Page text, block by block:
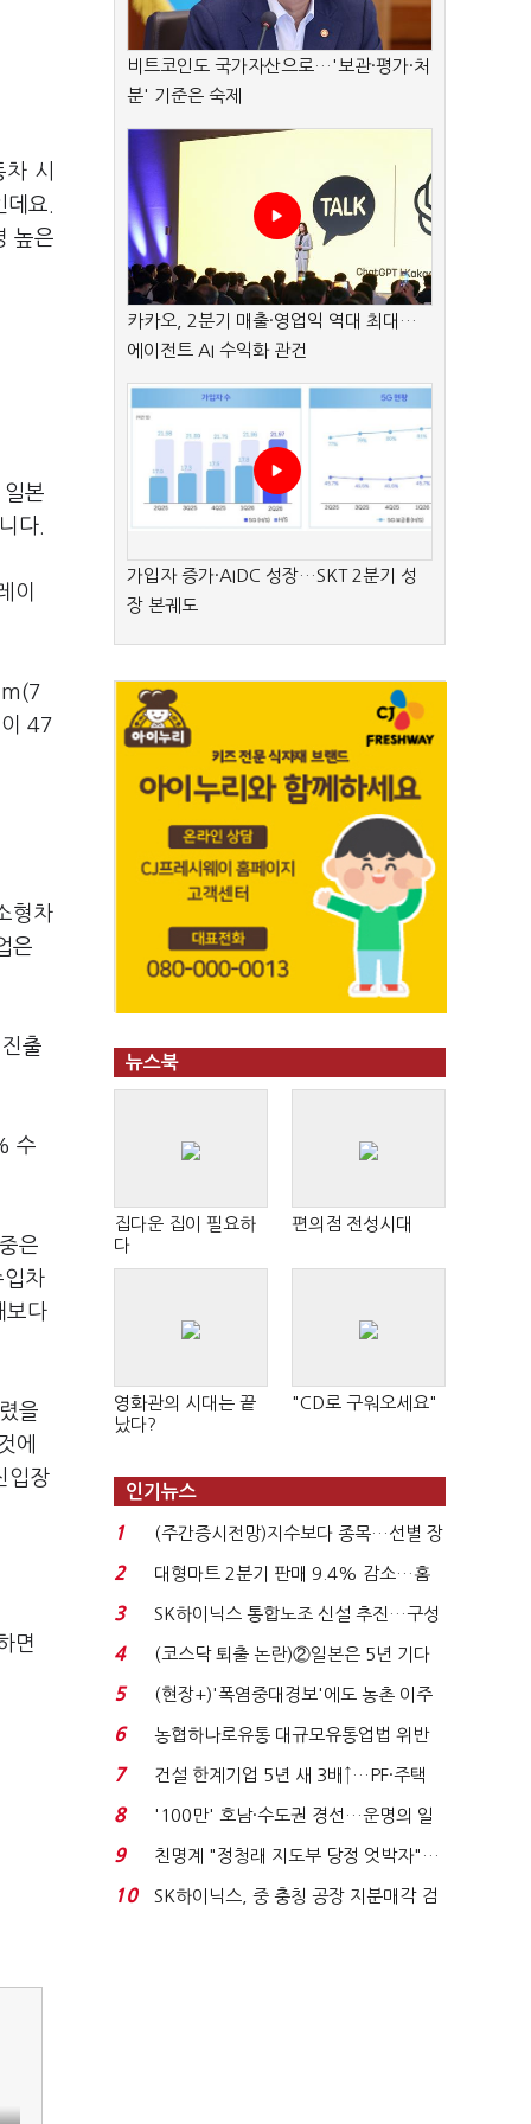
시
요.
높은
본
다.
이
47
형차
은
출
수
은
차
보다
을
에
입장
면
비트코인도 국가자산으로…'보관·평가·처
분' 기준은 숙제
카카오, 2분기 매출·영업익 역대 최대…
에이전트 AI 수익화 관건
가입자 증가·AIDC 성장…SKT 2분기 성
장 본궤도
뉴스북
집다운 집이 필요하
다
편의점 전성시대
영화관의 시대는 끝
났다?
"CD로 구워오세요"
인기뉴스
1
(주간증시전망)지수보다 종목…선별 장
세 이어진다...
2
대형마트 2분기 판매 9.4% 감소…홈
플러스 사태 여파...
3
SK하이닉스 통합노조 신설 추진…구성
원 간 성과급 불...
4
(코스닥 퇴출 논란)②일본은 5년 기다
려주는데 우리는 ...
5
(현장+)'폭염중대경보'에도 농촌 이주
노동자는 강행군…'야...
6
농협하나로유통 대규모유통업법 위반
적발…공정위, 과...
7
건설 한계기업 5년 새 3배↑…PF·주택
침체에 재무 ...
8
'100만' 호남·수도권 경선…운명의 일
주일
9
친명계 "정청래 지도부 당정 엇박자"…
친청계 "신천지 오...
10
SK하이닉스, 중 충칭 공장 지분매각 검